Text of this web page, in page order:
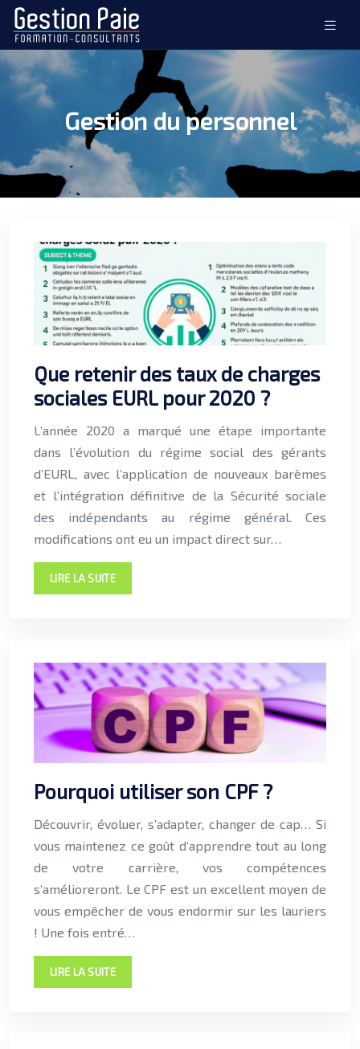
Gestion du personnel
Que retenir des taux de charges
sociales EURL pour 2020 ?
L’année 2020 a marqué une étape importante
dans l’évolution du régime social des gérants
d’EURL, avec l’application de nouveaux barèmes
et l’intégration définitive de la Sécurité sociale
des indépendants au régime général. Ces
modifications ont eu un impact direct sur…
LIRE LA SUITE
Pourquoi utiliser son CPF ?
Découvrir, évoluer, s’adapter, changer de cap… Si
vous maintenez ce goût d’apprendre tout au long
de votre carrière, vos compétences
s’amélioreront. Le CPF est un excellent moyen de
vous empêcher de vous endormir sur les lauriers
! Une fois entré…
LIRE LA SUITE